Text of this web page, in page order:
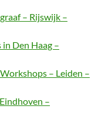
– Rijswijk –
Den Haag –
– Leiden –
–